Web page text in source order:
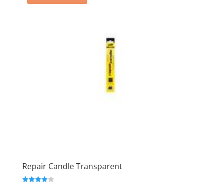
Repair Candle Transparent